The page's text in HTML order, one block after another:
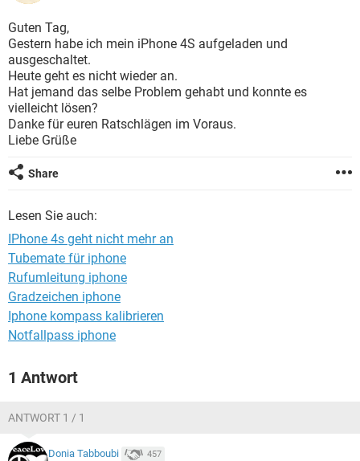
FACEBOOK
WHATSAPP
FACEBOOK HARDWARE
ANDROID
WINDOWS 10
WHATSAPP
FACEBOOK HARDWARE
SPIELE
ANDROID IOS
WINDOWS 10
WHATSAPP
FACEBOOK HARDWARE
Guten Tag,
Gestern habe ich mein iPhone 4S aufgeladen und
ausgeschaltet.
Heute geht es nicht wieder an.
Hat jemand das selbe Problem gehabt und konnte es
vielleicht lösen?
Danke für euren Ratschlägen im Voraus.
Liebe Grüße
Share
Lesen Sie auch:
IPhone 4s geht nicht mehr an
Tubemate für iphone
Rufumleitung iphone
Gradzeichen iphone
Iphone kompass kalibrieren
Notfallpass iphone
1 Antwort
ANTWORT 1 / 1
Donia Tabboubi 457